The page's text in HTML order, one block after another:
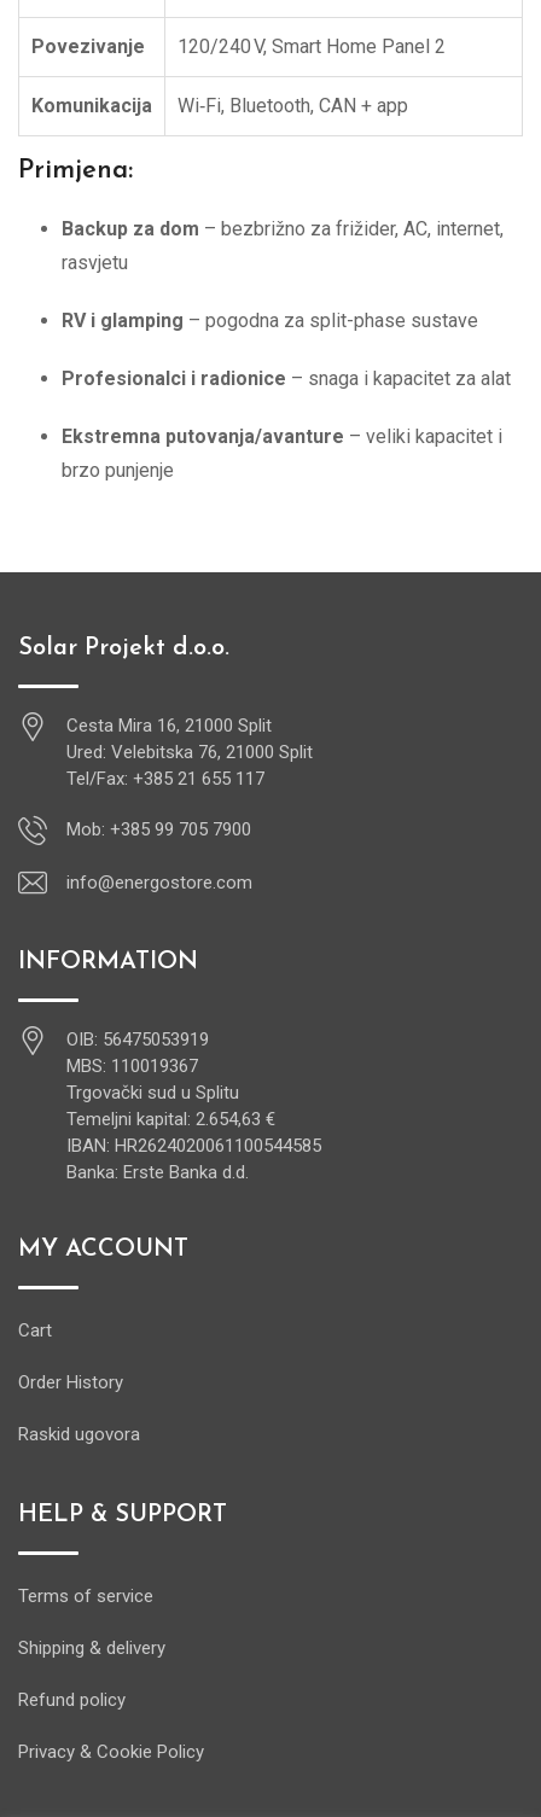
Povezivanje 120/240 V, Smart Home Panel 2
Komunikacija Wi‑Fi, Bluetooth, CAN + app
Primjena:
Backup za dom – bezbrižno za frižider, AC, internet,
rasvjetu
RV i glamping – pogodna za split-phase sustave
Profesionalci i radionice – snaga i kapacitet za alat
Ekstremna putovanja/avanture – veliki kapacitet i
brzo punjenje
Solar Projekt d.o.o.
Cesta Mira 16, 21000 Split
Ured: Velebitska 76, 21000 Split
Tel/Fax: +385 21 655 117
Mob: +385 99 705 7900
info@energostore.com
INFORMATION
OIB: 56475053919
MBS: 110019367
Trgovački sud u Splitu
Temeljni kapital: 2.654,63 €
IBAN: HR2624020061100544585
Banka: Erste Banka d.d.
MY ACCOUNT
Cart
Order History
Raskid ugovora
HELP & SUPPORT
Terms of service
Shipping & delivery
Refund policy
Privacy & Cookie Policy